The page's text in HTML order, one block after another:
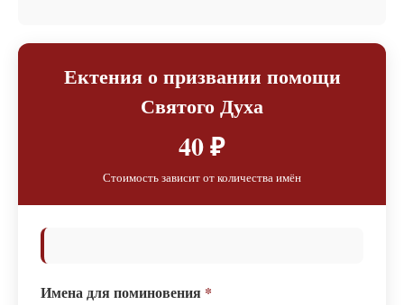
Ектения о призвании помощи
Святого Духа
40 ₽
Стоимость зависит от количества имён
Имена для поминовения *